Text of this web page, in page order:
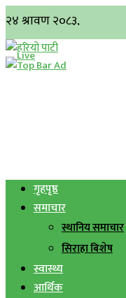
गृहपृष्ठ
समाचार
स्थानिय समाचार
सिराहा बिशेष
स्वास्थ्य
आर्थिक